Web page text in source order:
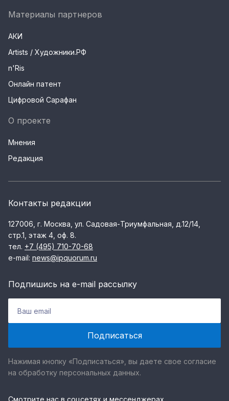
Материалы партнеров
АКИ
Artists / Художники.РФ
n'Ris
Онлайн патент
Цифровой Сарафан
О проекте
Мнения
Редакция
Контакты редакции
127006, г. Москва, ул. Садовая-Триумфальная, д.12/14,
стр.1, этаж 4, оф. 8.
тел. +7 (495) 710-70-68
e-mail: news@ipquorum.ru
Подпишись на e-mail рассылку
Нажимая кнопку «Подписаться», вы даете свое согласие
на обработку персональных данных.
Смотрите нас в соцсетях и мессенджерах